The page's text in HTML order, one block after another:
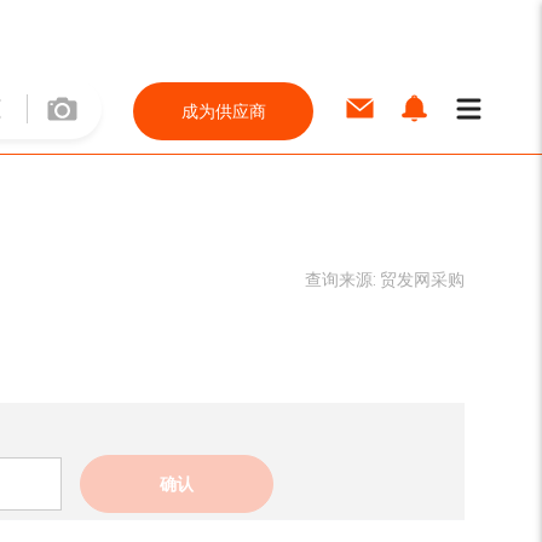
成为供应商
查询来源: 贸发网采购
确认